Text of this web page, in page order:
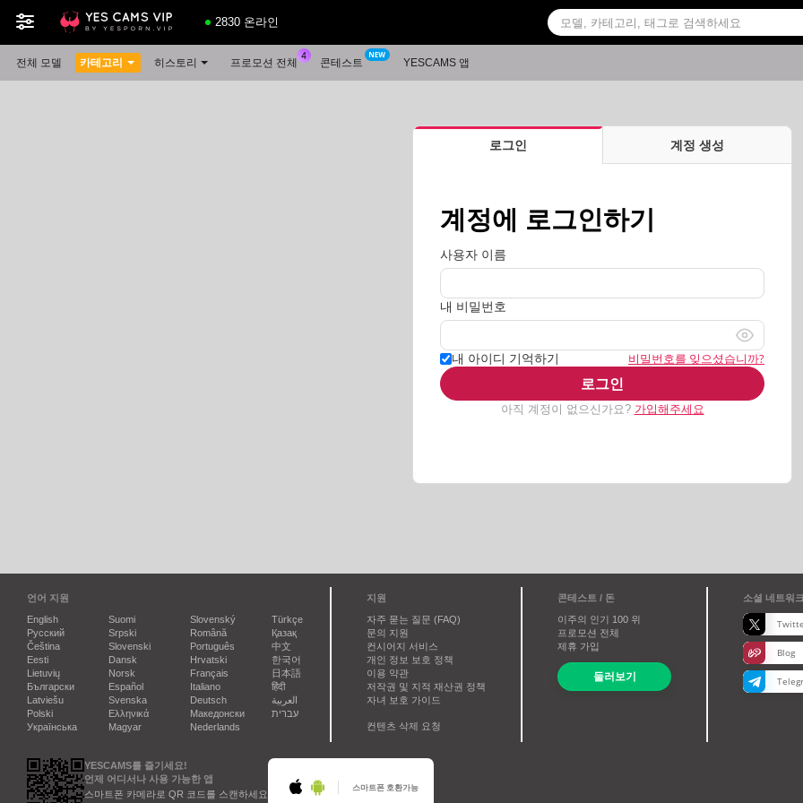
2830 온라인
전체 모델 카테고리 히스토리 프로모션 전체 콘테스트 YESCAMS 앱
로그인 계정 생성
계정에 로그인하기
사용자 이름
내 비밀번호
내 아이디 기억하기 비밀번호를 잊으셨습니까?
로그인
아직 계정이 없으신가요? 가입해주세요
언어 지원
English
Русский
Čeština
Eesti
Lietuvių
Български
Latviešu
Polski
Українська
Suomi
Srpski
Slovenski
Dansk
Norsk
Español
Svenska
Ελληνικά
Magyar
Slovenský
Română
Português
Hrvatski
Français
Italiano
Deutsch
Македонски
Nederlands
Türkçe
Қазақ
中文
한국어
日本語
हिंदी
العربية
עברית
지원
자주 묻는 질문 (FAQ)
문의 지원
컨시어지 서비스
개인 정보 보호 정책
이용 약관
저작권 및 지적 재산권 정책
자녀 보호 가이드
컨텐츠 삭제 요청
콘테스트 / 돈
이주의 인기 100 위
프로모션 전체
제휴 가입
둘러보기
소셜 네트워크
Blog
YESCAMS를 즐기세요!
언제 어디서나 사용 가능한 앱
스마트폰 카메라로 QR 코드를 스캔하세요
스마트폰 호환가능